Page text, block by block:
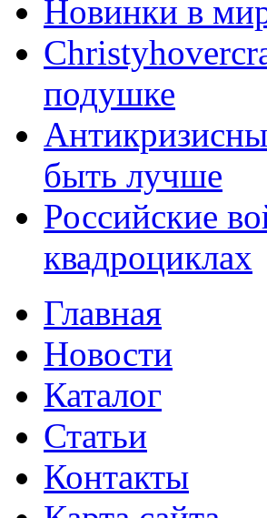
Новинки в
подушке
быть лучше
Российские
квадроциклах
Главная
Новости
Каталог
Статьи
Контакты